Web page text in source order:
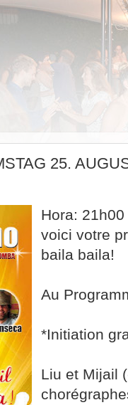
25.
Hora: 21h00
voici votre
baila baila!
Au
*Initiation
Liu et Mijail